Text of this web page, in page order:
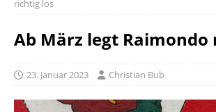
richtig los
Ab März legt Raimondo
23. Januar 2023 Christian Bub